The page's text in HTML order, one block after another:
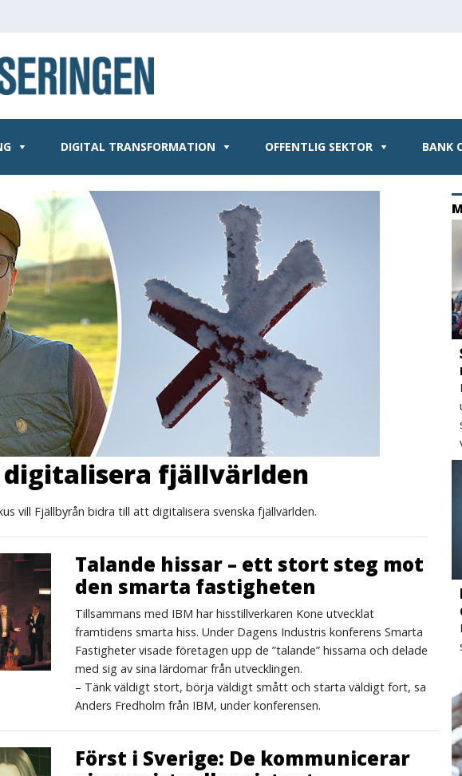
DIGITAL TRANSFORMATION OFFENTLIG SEKTOR BANK
fjällvärlden
vill Fjällbyrån bidra till att digitalisera svenska fjällvärlden.
Talande hissar – ett stort steg mot
den smarta fastigheten
Tillsammans med IBM har hisstillverkaren Kone utvecklat
framtidens smarta hiss. Under Dagens Industris konferens Smarta
Fastigheter visade företagen upp de ”talande” hissarna och delade
med sig av sina lärdomar från utvecklingen.
– Tänk väldigt stort, börja väldigt smått och starta väldigt fort, sa
Anders Fredholm från IBM, under konferensen.
Först i Sverige: De kommunicerar